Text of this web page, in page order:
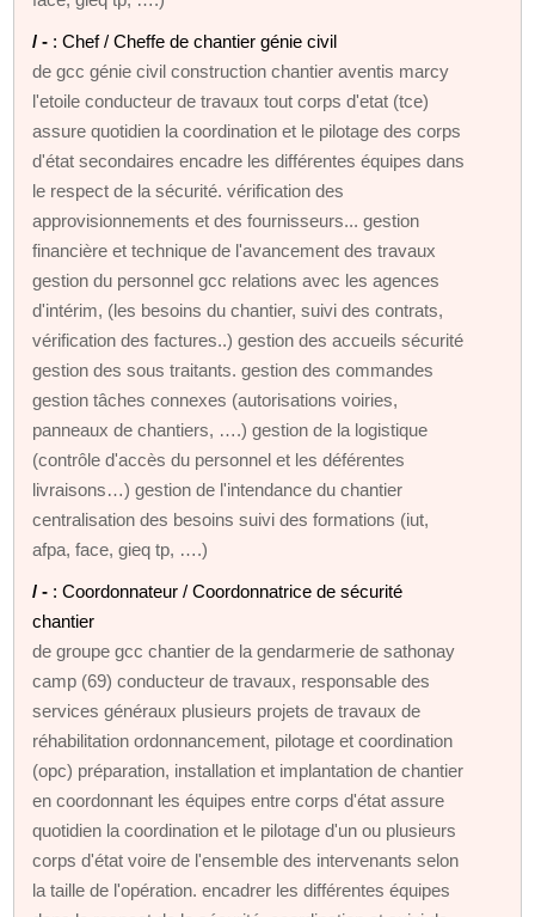
/ - : Chef / Cheffe de chantier génie civil
de gcc génie civil construction chantier aventis marcy
l'etoile conducteur de travaux tout corps d'etat (tce)
assure quotidien la coordination et le pilotage des corps
d'état secondaires encadre les différentes équipes dans
le respect de la sécurité. vérification des
approvisionnements et des fournisseurs... gestion
financière et technique de l'avancement des travaux
gestion du personnel gcc relations avec les agences
d'intérim, (les besoins du chantier, suivi des contrats,
vérification des factures..) gestion des accueils sécurité
gestion des sous traitants. gestion des commandes
gestion tâches connexes (autorisations voiries,
panneaux de chantiers, ….) gestion de la logistique
(contrôle d'accès du personnel et les déférentes
livraisons…) gestion de l'intendance du chantier
centralisation des besoins suivi des formations (iut,
afpa, face, gieq tp, ….)
/ - : Coordonnateur / Coordonnatrice de sécurité
chantier
de groupe gcc chantier de la gendarmerie de sathonay
camp (69) conducteur de travaux, responsable des
services généraux plusieurs projets de travaux de
réhabilitation ordonnancement, pilotage et coordination
(opc) préparation, installation et implantation de chantier
en coordonnant les équipes entre corps d'état assure
quotidien la coordination et le pilotage d'un ou plusieurs
corps d'état voire de l'ensemble des intervenants selon
la taille de l'opération. encadrer les différentes équipes